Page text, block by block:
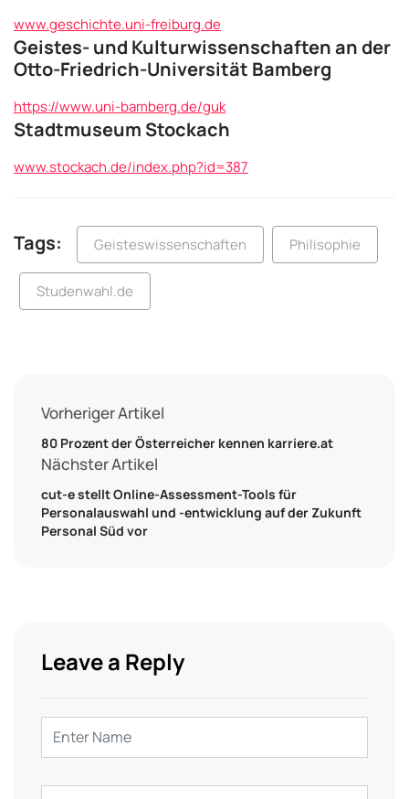
www.geschichte.uni-freiburg.de
Geistes- und Kulturwissenschaften an der
Otto-Friedrich-Universität Bamberg
https://www.uni-bamberg.de/guk
Stadtmuseum Stockach
www.stockach.de/index.php?id=387
Tags: Geisteswissenschaften Philisophie
Studenwahl.de
Vorheriger Artikel
80 Prozent der Österreicher kennen karriere.at
Nächster Artikel
cut-e stellt Online-Assessment-Tools für
Personalauswahl und -entwicklung auf der Zukunft
Personal Süd vor
Leave a Reply